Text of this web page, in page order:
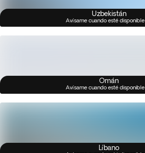
Uzbekistán
Avísame cuando esté disponible
Omán
Avísame cuando esté disponible
Líbano